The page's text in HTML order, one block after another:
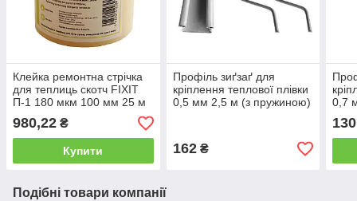
Клейка ремонтна стрічка
для теплиць скотч FIXIT
П-1 180 мкм 100 мм 25 м
980,22 ₴
Купити
Профіль зиґзаґ для
кріплення теплової плівки
0,5 мм 2,5 м (з пружиною)
162₴
0,7
Подібні товари компанії